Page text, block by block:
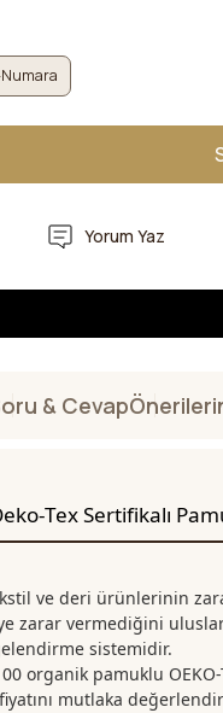
Yorum Yaz
& Cevap
Tex Sertifikalı
ve deri ürünlerinin
zarar vermediğini
sistemidir.
organik pamuklu
mutlaka